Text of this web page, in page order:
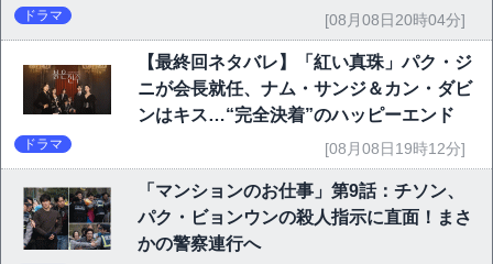
ドラマ [08月08日20時04分]
【最終回ネタバレ】「紅い真珠」パク・ジ
ニが会長就任、ナム・サンジ＆カン・ダビ
ンはキス…“完全決着”のハッピーエンド
ドラマ [08月08日19時12分]
「マンションのお仕事」第9話：チソン、
パク・ビョンウンの殺人指示に直面！まさ
かの警察連行へ